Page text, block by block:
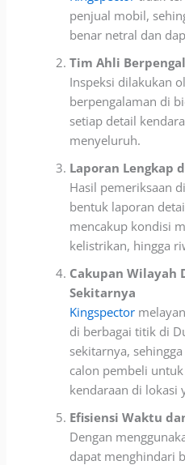
penjual mobil,
benar netral dan
Tim Ahli
Inspeksi dilakukan
berpengalaman di
setiap detail
menyeluruh.
Laporan Lengkap
Hasil pemeriksaan
bentuk laporan
mencakup kondisi
kelistrikan, hingga
Cakupan Wilayah
Sekitarnya
Kingspector
di berbagai titik di
sekitarnya,
calon pembeli
kendaraan di lokasi
Efisiensi Waktu
Dengan
dapat menghindari